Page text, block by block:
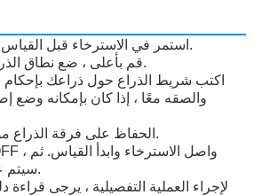
1. استمر في الاسترخاء قبل القياس ، اجلس بهدوء للحظة.
2. قم بأعلى ، ضع نطاق الذراع بالتوازي مع القلب.
والصقه معًا ، إذا كان بإمكانه وضع
4. الحفاظ على فرقة الذراع موازية للقلب ، والنخيل.
سيتم عرض النتائج بعد 40 ثانية.
لإجراء العملية التفصيلية ، يرجى